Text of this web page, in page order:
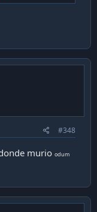
#348
murio odum